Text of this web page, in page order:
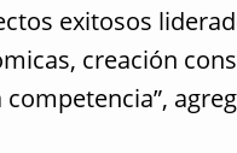
exitosos
creación